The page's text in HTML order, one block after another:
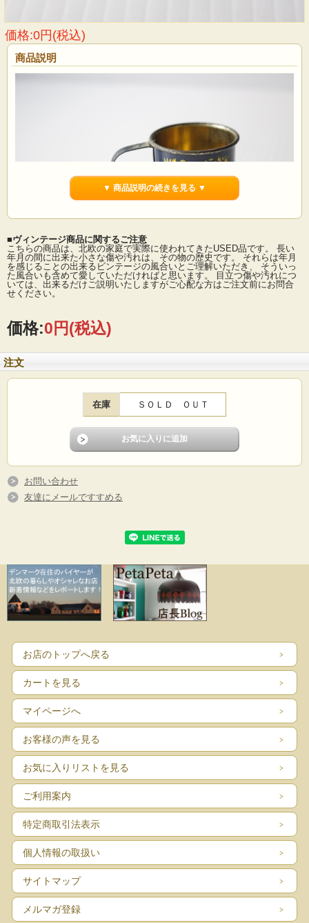
価格:0円(税込)
商品説明
2023年に閉店したデンマークの老舗高級スーパーIrma（イヤマ）のヴィンテージ
のコーヒー計量カップです。こちらはドリップ式のコーヒーを量るもので、こち
らのカップ１杯で１人分です。イメージキャラクターのイアマちゃんがうつむい
てたたずんでいます。ブルーのワンピースに、頭には大きなリボン、クラシック
よい買い物ができます」とかいてあります。イアマの缶はデンマークでもコレク
ターが多いのです。こちらは古いタイプのイヤマちゃんでコレクションにもおす
■製造国 ：デンマーク
■メーカー：Irma(イヤマ）
■コンディション：経年汚れやサビ、小キズ、擦れなどあります。プリントはきれ
▼ 商品説明の続きを見る ▼
■ヴィンテージ商品に関するご注意
こちらの商品は、北欧の家庭で実際に使われてきたUSED品です。 長い
年月の間に出来た小さな傷や汚れは、その物の歴史です。 それらは年月
を感じることの出来るビンテージの風合いとご理解いただき、 そういっ
た風合いも含めて愛していただければと思います。 目立つ傷や汚れにつ
いては、出来るだけご説明いたしますがご心配な方はご注文前にお問合
せください。
価格:0円(税込)
注文
在庫 ＳＯＬＤ ＯＵＴ
お問い合わせ
友達にメールですすめる
お店のトップへ戻る
カートを見る
マイページへ
お客様の声を見る
お気に入りリストを見る
ご利用案内
特定商取引法表示
個人情報の取扱い
サイトマップ
メルマガ登録